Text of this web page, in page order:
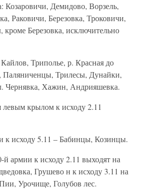
Козаровичи, Демидово, Ворзель,
Раковичи, Березовка, Троковичи,
кроме Березовка, исключительно
Триполье, р. Красная до
Паляниченцы, Трилесы, Дунайки,
Чернявка, Хажин, Андрияшевка.
левым крылом к исходу 2.11
к исходу 5.11 – Бабинцы, Козинцы.
й армии к исходу 2.11 выходят на
Грушево н к исходу 3.11 на
Урочище, Голубов лес.